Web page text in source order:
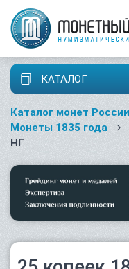
КАТАЛОГ
Каталог монет России
Монеты 1835 года
НГ